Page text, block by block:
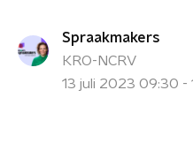
Spraakmakers
KRO-NCRV
13 juli 2023 09:30 -